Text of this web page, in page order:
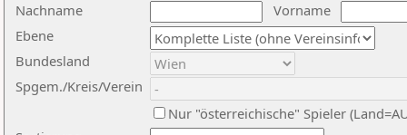
Nachname
Vorname
Ebene
Bundesland
Spgem./Kreis/Verein
Nur "österreichische" Spieler